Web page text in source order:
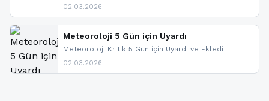
yapılmış resmi bir tatil açıklaması bulunmamaktadır.
paylaşacağız. En hızlı şekilde haberdar olmak için
sitemizi takip edebilir ve bildirimleri açabilirsiniz.
02.03.2026
Meteoroloji 5 Gün için Uyardı
Meteoroloji Kritik 5 Gün için Uyardı ve Ekledi
02.03.2026